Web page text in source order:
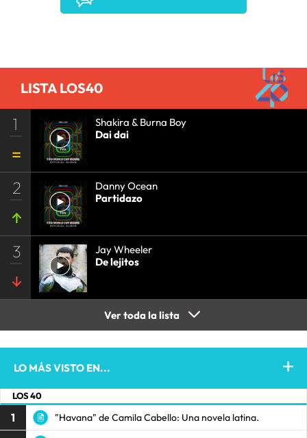
LISTA LOS40
1
Shakira & Burna Boy
Dai dai
2
Danny Ocean
Partidazo
3
Jay Wheeler
De lejitos
Ver toda la lista
LO MÁS VISTO EN...
LOS 40
1 "Havana" de Camila Cabello: Una novela latina.